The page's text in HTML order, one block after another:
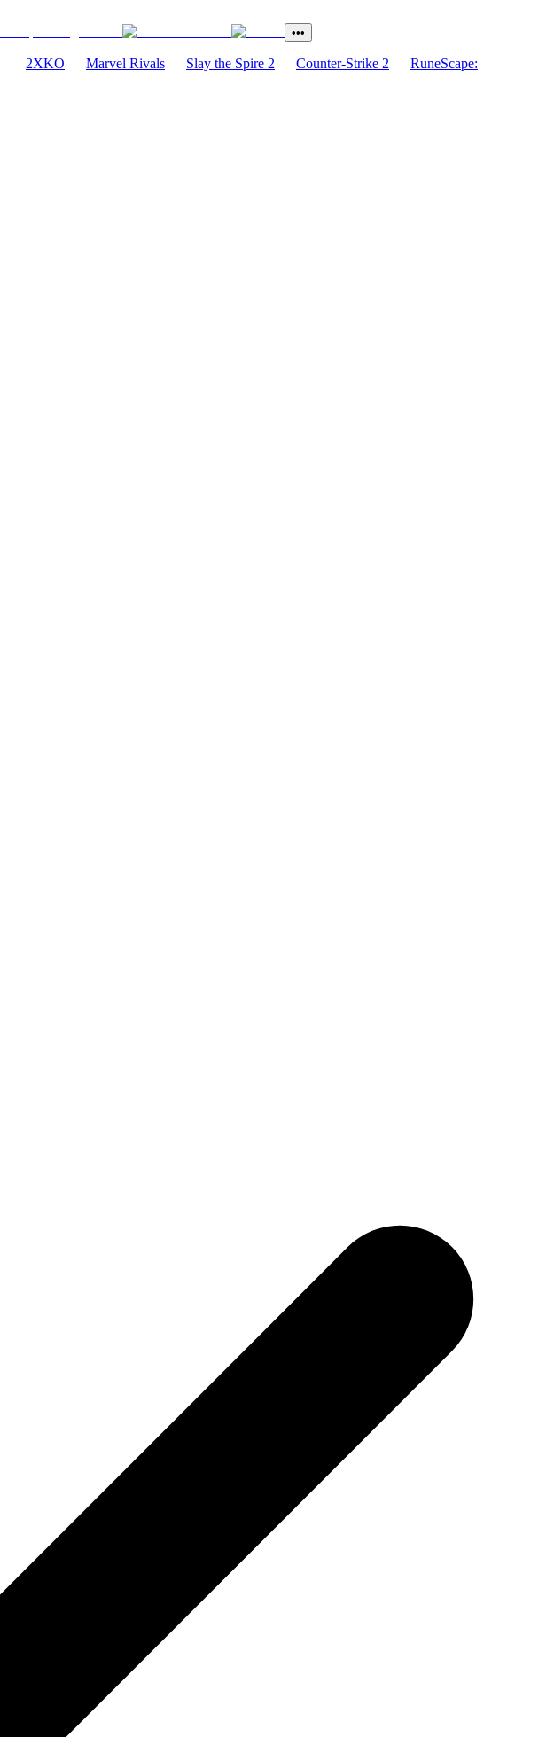
•••
2XKO Marvel Rivals Slay the Spire 2 Counter-Strike 2
RuneScape: